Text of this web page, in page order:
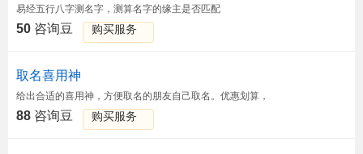
易经五行八字测名字，测算名字的缘主是否匹配
50 咨询豆 购买服务
取名喜用神
给出合适的喜用神，方便取名的朋友自己取名。优惠划算，
88 咨询豆 购买服务